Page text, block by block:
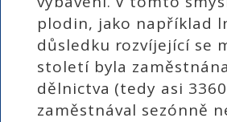
plodin, jako například
důsledku rozvíjející se
století byla
dělnictva (tedy asi
zaměstnával sezónně